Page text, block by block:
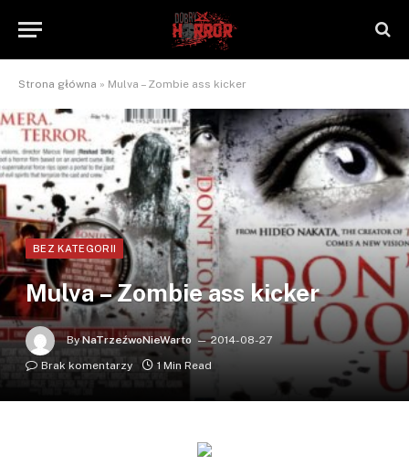
Strona główna » Mulva – Zombie ass kicker
BEZ KATEGORII
Mulva – Zombie ass kicker
By NaTrzeźwoNieWarto
2014-08-27
Brak komentarzy
1 Min Read